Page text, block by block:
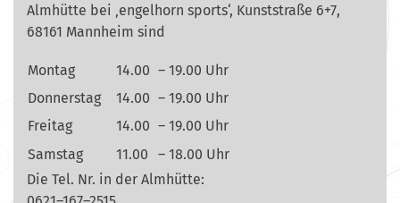
Almhütte bei ‚engelhorn sports‘, Kunststraße 6+7,
68161 Mannheim sind
Montag 14.00 – 19.00 Uhr
Donnerstag
14.00 – 19.00 Uhr
Freitag
14.00 – 19.00 Uhr
Samstag
11.00
– 18.00 Uhr
Die Tel. Nr. in der Almhütte: